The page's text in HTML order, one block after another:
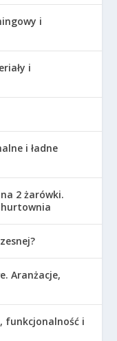
i
i
i ładne
2 żarówki.
hurtownia
Aranżacje,
funkcjonalność i